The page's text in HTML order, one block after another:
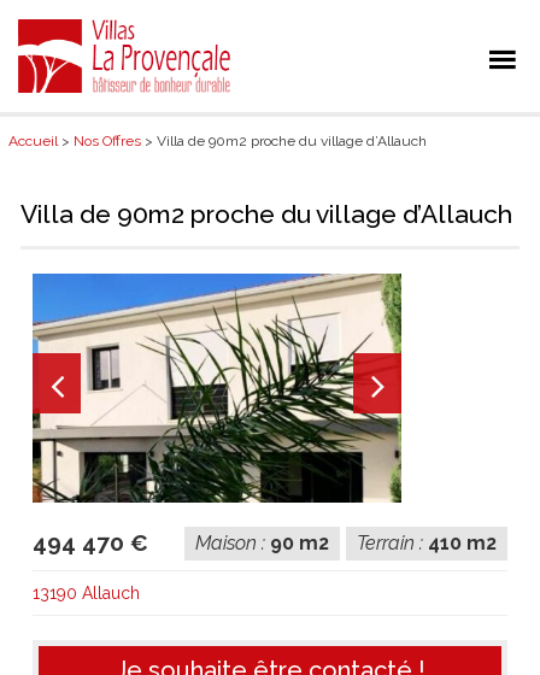
Accueil> Nos Offres > Villa de 90m2 proche du village d’Allauch
Villa de 90m2 proche du village d’Allauch
494 470 € Terrain : 410 m2
Maison : 90 m2
13190 Allauch